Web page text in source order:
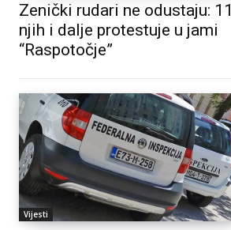
Zenički rudari ne odustaju: 11
njih i dalje protestuje u jami
“Raspotočje”
Vijesti